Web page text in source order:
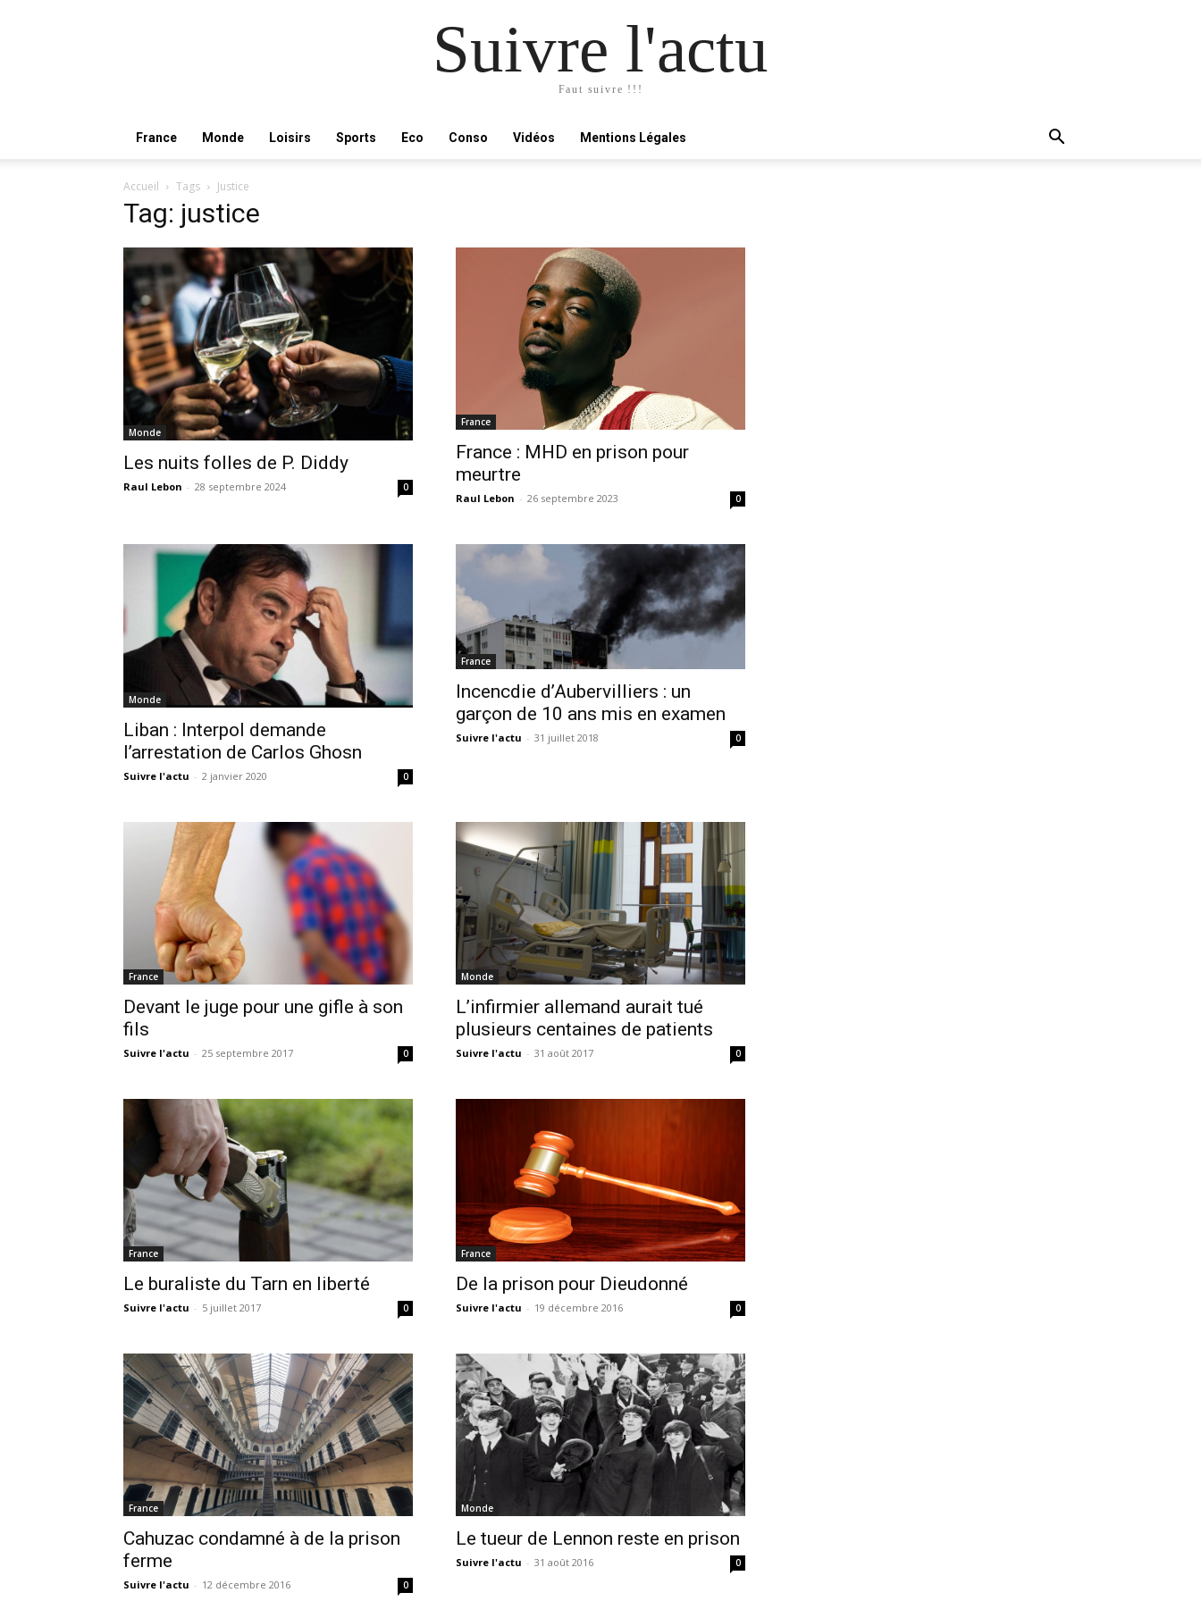
Suivre l'actu
Faut suivre !!!
France Monde Loisirs Sports Eco Conso Vidéos Mentions Légales
Accueil Tags Justice
Tag: justice
Monde
Les nuits folles de P. Diddy
Raul Lebon - 28 septembre 2024 0
France
France : MHD en prison pour
meurtre
Raul Lebon - 26 septembre 2023 0
Monde
Liban : Interpol demande
l’arrestation de Carlos Ghosn
Suivre l'actu - 2 janvier 2020 0
France
Incencdie d’Aubervilliers : un
garçon de 10 ans mis en examen
Suivre l'actu - 31 juillet 2018 0
France
Devant le juge pour une gifle à son
fils
Suivre l'actu - 25 septembre 2017 0
Monde
L’infirmier allemand aurait tué
plusieurs centaines de patients
Suivre l'actu - 31 août 2017 0
France
Le buraliste du Tarn en liberté
Suivre l'actu - 5 juillet 2017 0
France
De la prison pour Dieudonné
Suivre l'actu - 19 décembre 2016 0
France
Cahuzac condamné à de la prison
ferme
Suivre l'actu - 12 décembre 2016 0
Monde
Le tueur de Lennon reste en prison
Suivre l'actu - 31 août 2016 0